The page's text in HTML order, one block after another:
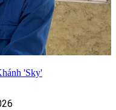
'Sky'